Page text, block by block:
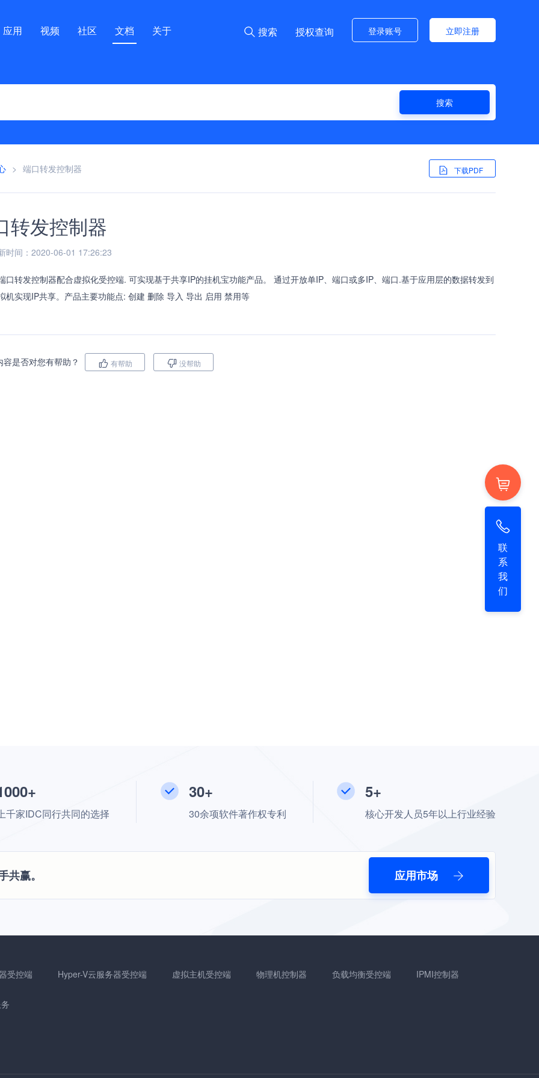
应用 视频 社区 文档 关于 搜索 授权查询 登录账号 立即注册
搜索
> 端口转发控制器 下载PDF
转发控制器
时间：2020-06-01 17:26:23
口转发控制器配合虚拟化受控端. 可实现基于共享IP的挂机宝功能产品。 通过开放单IP、端口或多IP、端口.基于应用层的数据转发到
机实现IP共享。产品主要功能点: 创建 删除 导入 导出 启用 禁用等
容是否对您有帮助？ 有帮助 没帮助
千家IDC同行共同的选择
30+
30余项软件著作权专利
5+
核心开发人员5年以上行业经验
赢。 应用市场
联
系
我
们
受控端 Hyper-V云服务器受控端 虚拟主机受控端 物理机控制器 负载均衡受控端 IPMI控制器